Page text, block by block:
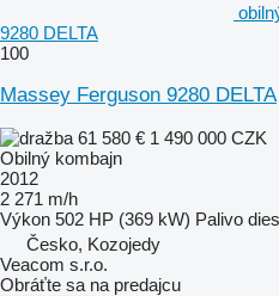
9280 DELTA
100
Massey Ferguson 9280 DELTA
61 580 € 1 490 000 CZK
Obilný kombajn
2012
2 271 m/h
Výkon 502 HP (369 kW) Palivo
Česko, Kozojedy
Veacom s.r.o.
Obráťte sa na predajcu